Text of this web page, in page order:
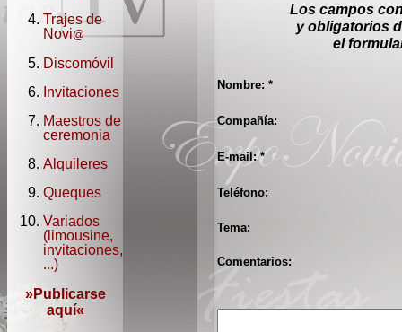
Trajes de
Novi@
Discomóvil
Invitaciones
Maestros de
ceremonia
Alquileres
Queques
Variados
(limousine,
invitaciones,
...)
»Publicarse
aquí«
Los campos
y obligatorios
el
Nombre: *
Compañía:
E-mail: *
Teléfono:
Tema:
Comentarios: